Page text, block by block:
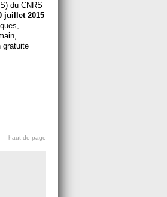
du CNRS
juillet 2015
gratuite
haut de page